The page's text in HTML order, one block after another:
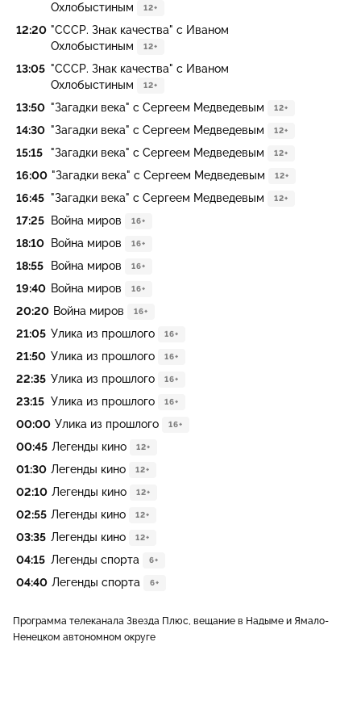
Охлобыстиным
12+
12:20 "СССР. Знак качества" с Иваном
Охлобыстиным
12+
13:05 "СССР. Знак качества" с Иваном
Охлобыстиным
12+
13:50 "Загадки века" с Сергеем Медведевым 12+
14:30 "Загадки века" с Сергеем Медведевым 12+
15:15 "Загадки века" с Сергеем Медведевым 12+
16:00 "Загадки века" с Сергеем Медведевым 12+
16:45 "Загадки века" с Сергеем Медведевым 12+
17:25 Война миров 16+
18:10 Война миров 16+
18:55 Война миров 16+
19:40 Война миров 16+
20:20 Война миров 16+
21:05 Улика из прошлого 16+
21:50 Улика из прошлого 16+
22:35 Улика из прошлого 16+
23:15 Улика из прошлого 16+
00:00 Улика из прошлого 16+
00:45 Легенды кино 12+
01:30 Легенды кино 12+
02:10 Легенды кино 12+
02:55 Легенды кино 12+
03:35 Легенды кино 12+
04:15 Легенды спорта 6+
04:40 Легенды спорта 6+
Программа телеканала Звезда Плюс, вещание в Надыме и Ямало-
Ненецком автономном округе